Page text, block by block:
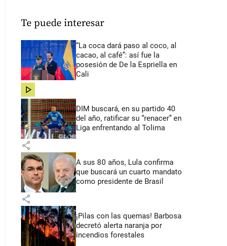
Te puede interesar
“La coca dará paso al coco, al
cacao, al café”: así fue la
posesión de De la Espriella en
Cali
share
DIM buscará, en su partido 40
del año, ratificar su “renacer” en
Liga enfrentando al Tolima
share
A sus 80 años, Lula confirma
que buscará un cuarto mandato
como presidente de Brasil
share
¡Pilas con las quemas! Barbosa
decretó alerta naranja por
incendios forestales